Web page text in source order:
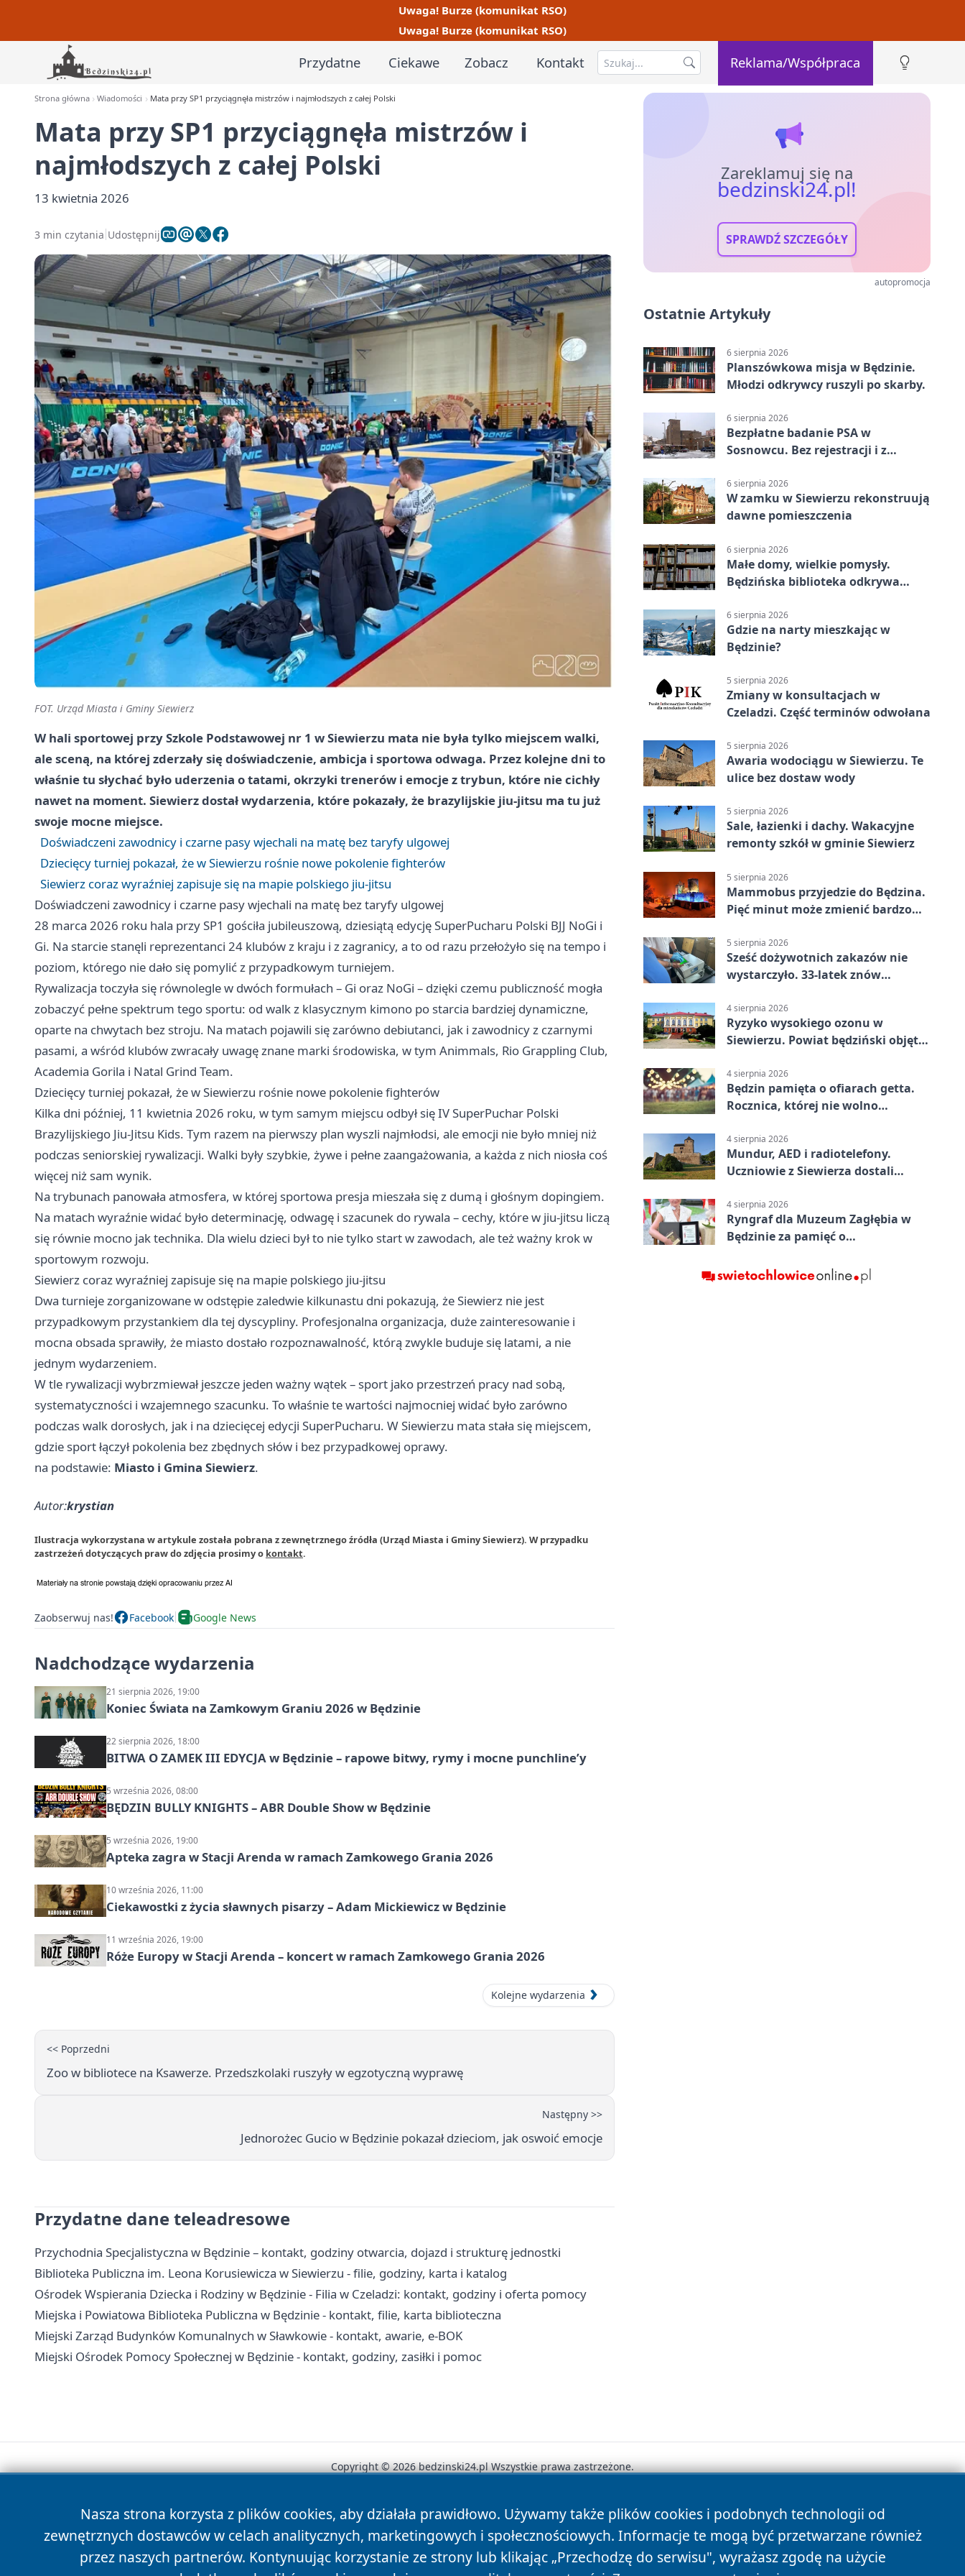
Uwaga! Burze (komunikat RSO)
Uwaga! Burze (komunikat RSO)
Przydatne Ciekawe Zobacz Kontakt Reklama/Współpraca
Strona główna Wiadomości Mata przy SP1 przyciągnęła mistrzów i najmłodszych z całej Polski
Mata przy SP1 przyciągnęła mistrzów i
najmłodszych z całej Polski
13 kwietnia 2026
3 min czytania Udostępnij
FOT. Urząd Miasta i Gminy Siewierz
W hali sportowej przy Szkole Podstawowej nr 1 w Siewierzu mata nie była tylko miejscem walki,
ale sceną, na której zderzały się doświadczenie, ambicja i sportowa odwaga. Przez kolejne dni to
właśnie tu słychać było uderzenia o tatami, okrzyki trenerów i emocje z trybun, które nie cichły
nawet na moment. Siewierz dostał wydarzenia, które pokazały, że brazylijskie jiu-jitsu ma tu już
swoje mocne miejsce.
Doświadczeni zawodnicy i czarne pasy wjechali na matę bez taryfy ulgowej
Dziecięcy turniej pokazał, że w Siewierzu rośnie nowe pokolenie fighterów
Siewierz coraz wyraźniej zapisuje się na mapie polskiego jiu-jitsu
Doświadczeni zawodnicy i czarne pasy wjechali na matę bez taryfy ulgowej
28 marca 2026 roku hala przy SP1 gościła jubileuszową, dziesiątą edycję SuperPucharu Polski BJJ NoGi i
Gi. Na starcie stanęli reprezentanci 24 klubów z kraju i z zagranicy, a to od razu przełożyło się na tempo i
poziom, którego nie dało się pomylić z przypadkowym turniejem.
Rywalizacja toczyła się równolegle w dwóch formułach – Gi oraz NoGi – dzięki czemu publiczność mogła
zobaczyć pełne spektrum tego sportu: od walk z klasycznym kimono po starcia bardziej dynamiczne,
oparte na chwytach bez stroju. Na matach pojawili się zarówno debiutanci, jak i zawodnicy z czarnymi
pasami, a wśród klubów zwracały uwagę znane marki środowiska, w tym Animmals, Rio Grappling Club,
Academia Gorila i Natal Grind Team.
Dziecięcy turniej pokazał, że w Siewierzu rośnie nowe pokolenie fighterów
Kilka dni później, 11 kwietnia 2026 roku, w tym samym miejscu odbył się IV SuperPuchar Polski
Brazylijskiego Jiu-Jitsu Kids. Tym razem na pierwszy plan wyszli najmłodsi, ale emocji nie było mniej niż
podczas seniorskiej rywalizacji. Walki były szybkie, żywe i pełne zaangażowania, a każda z nich niosła coś
więcej niż sam wynik.
Na trybunach panowała atmosfera, w której sportowa presja mieszała się z dumą i głośnym dopingiem.
Na matach wyraźnie widać było determinację, odwagę i szacunek do rywala – cechy, które w jiu-jitsu liczą
się równie mocno jak technika. Dla wielu dzieci był to nie tylko start w zawodach, ale też ważny krok w
sportowym rozwoju.
Siewierz coraz wyraźniej zapisuje się na mapie polskiego jiu-jitsu
Dwa turnieje zorganizowane w odstępie zaledwie kilkunastu dni pokazują, że Siewierz nie jest
przypadkowym przystankiem dla tej dyscypliny. Profesjonalna organizacja, duże zainteresowanie i
mocna obsada sprawiły, że miasto dostało rozpoznawalność, którą zwykle buduje się latami, a nie
jednym wydarzeniem.
W tle rywalizacji wybrzmiewał jeszcze jeden ważny wątek – sport jako przestrzeń pracy nad sobą,
systematyczności i wzajemnego szacunku. To właśnie te wartości najmocniej widać było zarówno
podczas walk dorosłych, jak i na dziecięcej edycji SuperPucharu. W Siewierzu mata stała się miejscem,
gdzie sport łączył pokolenia bez zbędnych słów i bez przypadkowej oprawy.
na podstawie: Miasto i Gmina Siewierz.
Autor:krystian
Ilustracja wykorzystana w artykule została pobrana z zewnętrznego źródła (Urząd Miasta i Gminy Siewierz). W przypadku
zastrzeżeń dotyczących praw do zdjęcia prosimy o kontakt.
Zaobserwuj nas! Facebook Google News
Nadchodzące wydarzenia
21 sierpnia 2026, 19:00
Koniec Świata na Zamkowym Graniu 2026 w Będzinie
22 sierpnia 2026, 18:00
BITWA O ZAMEK III EDYCJA w Będzinie – rapowe bitwy, rymy i mocne punchline’y
5 września 2026, 08:00
BĘDZIN BULLY KNIGHTS – ABR Double Show w Będzinie
5 września 2026, 19:00
Apteka zagra w Stacji Arenda w ramach Zamkowego Grania 2026
10 września 2026, 11:00
Ciekawostki z życia sławnych pisarzy – Adam Mickiewicz w Będzinie
11 września 2026, 19:00
Róże Europy w Stacji Arenda – koncert w ramach Zamkowego Grania 2026
Kolejne wydarzenia
<< Poprzedni
Zoo w bibliotece na Ksawerze. Przedszkolaki ruszyły w egzotyczną wyprawę
Następny >>
Jednorożec Gucio w Będzinie pokazał dzieciom, jak oswoić emocje
Przydatne dane teleadresowe
Przychodnia Specjalistyczna w Będzinie – kontakt, godziny otwarcia, dojazd i strukturę jednostki
Biblioteka Publiczna im. Leona Korusiewicza w Siewierzu - filie, godziny, karta i katalog
Ośrodek Wspierania Dziecka i Rodziny w Będzinie - Filia w Czeladzi: kontakt, godziny i oferta pomocy
Miejska i Powiatowa Biblioteka Publiczna w Będzinie - kontakt, filie, karta biblioteczna
Miejski Zarząd Budynków Komunalnych w Sławkowie - kontakt, awarie, e-BOK
Miejski Ośrodek Pomocy Społecznej w Będzinie - kontakt, godziny, zasiłki i pomoc
Zareklamuj się na
bedzinski24.pl!
SPRAWDŹ SZCZEGÓŁY
autopromocja
Ostatnie Artykuły
6 sierpnia 2026
Planszówkowa misja w Będzinie.
Młodzi odkrywcy ruszyli po skarby.
6 sierpnia 2026
Bezpłatne badanie PSA w
Sosnowcu. Bez rejestracji i z
6 sierpnia 2026
W zamku w Siewierzu rekonstruują
dawne pomieszczenia
6 sierpnia 2026
Małe domy, wielkie pomysły.
Będzińska biblioteka odkrywa
6 sierpnia 2026
Gdzie na narty mieszkając w
Będzinie?
5 sierpnia 2026
Zmiany w konsultacjach w
Czeladzi. Część terminów odwołana
5 sierpnia 2026
Awaria wodociągu w Siewierzu. Te
ulice bez dostaw wody
5 sierpnia 2026
Sale, łazienki i dachy. Wakacyjne
remonty szkół w gminie Siewierz
5 sierpnia 2026
Mammobus przyjedzie do Będzina.
Pięć minut może zmienić bardzo
5 sierpnia 2026
Sześć dożywotnich zakazów nie
wystarczyło. 33-latek znów
4 sierpnia 2026
Ryzyko wysokiego ozonu w
Siewierzu. Powiat będziński objęty
4 sierpnia 2026
Będzin pamięta o ofiarach getta.
Rocznica, której nie wolno
4 sierpnia 2026
Mundur, AED i radiotelefony.
Uczniowie z Siewierza dostali
4 sierpnia 2026
Ryngraf dla Muzeum Zagłębia w
Będzinie za pamięć o
Nasza strona korzysta z plików cookies, aby działała prawidłowo. Używamy także plików cookies i podobnych technologii od
zewnętrznych dostawców w celach analitycznych, marketingowych i społecznościowych. Informacje te mogą być przetwarzane również
przez naszych partnerów. Kontynuując korzystanie ze strony lub klikając „Przechodzę do serwisu", wyrażasz zgodę na użycie
Copyright © 2026 bedzinski24.pl Wszystkie prawa zastrzeżone.
News Autorzy Polityka Prywatności Polityka Cookies